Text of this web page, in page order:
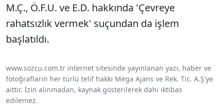
M.Ç., Ö.F.U. ve E.D. hakkında 'Çevreye
rahatsızlık vermek' suçundan da işlem
başlatıldı.
www.sozcu.com.tr internet sitesinde yayınlanan yazı, haber ve
fotoğrafların her türlü telif hakkı Mega Ajans ve Rek. Tic. A.Ş'ye
aittir. İzin alınmadan, kaynak gösterilerek dahi iktibas
edilemez.